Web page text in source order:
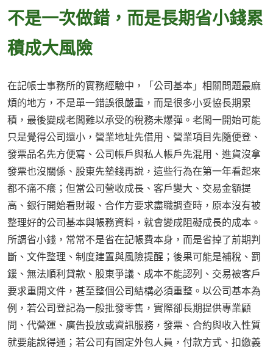
不是一次做錯，而是長期省小錢累
積成大風險
在記帳士事務所的實務經驗中，「公司基本」相關問題最麻
煩的地方，不是單一錯誤很嚴重，而是很多小妥協長期累
積，最後變成老闆難以承受的稅務未爆彈。老闆一開始可能
只是覺得公司還小，營業地址先借用、營業項目先隨便登、
發票品名先方便寫、公司帳戶與私人帳戶先混用、進貨沒拿
發票也沒關係、股東先墊錢再說，這些行為在第一年看起來
都不痛不癢；但當公司營收成長、客戶變大、交易金額提
高、銀行開始看財報、合作方要求盡職調查時，原本沒有被
整理好的公司基本與帳務資料，就會變成阻礙成長的成本。
所謂省小錢，常常不是省在記帳費本身，而是省掉了前期判
斷、文件整理、制度建置與風險提醒；後果可能是補稅、罰
鍰、無法順利貸款、股東爭議、成本不能認列、交易被客戶
要求重開文件，甚至整個公司結構必須重整。以公司基本為
例，若公司登記為一般批發零售，實際卻長期提供專業顧
問、代營運、廣告投放或資訊服務，發票、合約與收入性質
就要能說得通；若公司有固定外包人員，付款方式、扣繳義